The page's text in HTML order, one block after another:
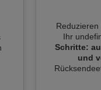
Ihr
Schritte:
und